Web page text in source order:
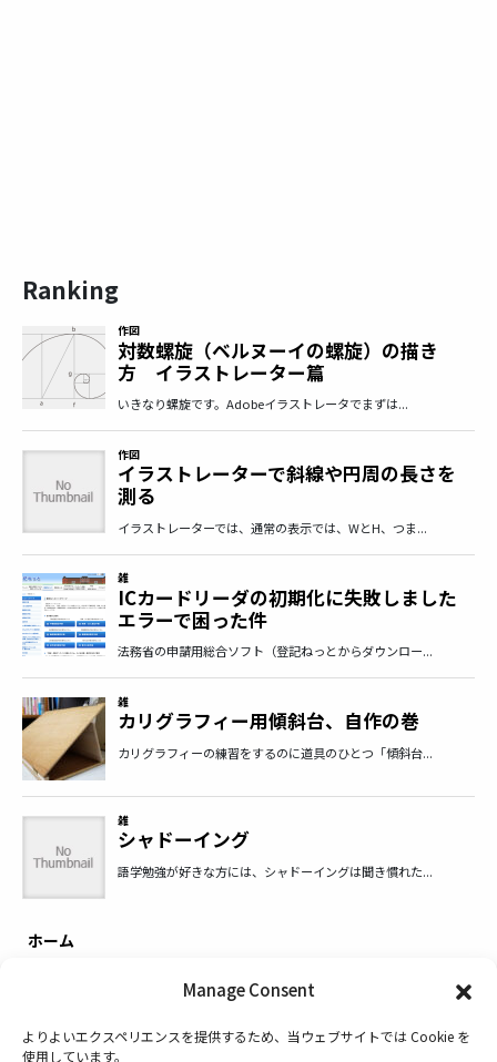
Manage Consent
よりよいエクスペリエンスを提供するため、当ウェブサイトでは Cookie を
使用しています。
Ranking
ホーム